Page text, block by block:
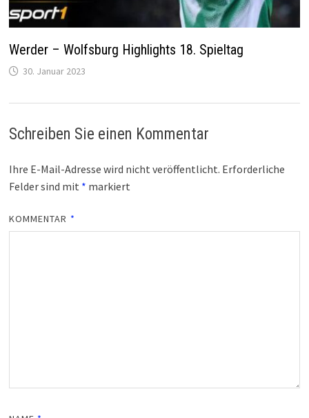
Werder – Wolfsburg Highlights 18. Spieltag
30. Januar 2023
Schreiben Sie einen Kommentar
Ihre E-Mail-Adresse wird nicht veröffentlicht. Erforderliche
Felder sind mit * markiert
KOMMENTAR *